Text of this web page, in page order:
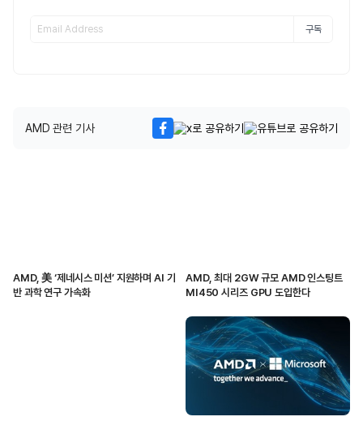
구독
AMD 관련 기사
AMD, 美 ‘제네시스 미션’ 지원하며 AI 기
반 과학 연구 가속화
AMD, 최대 2GW 규모 AMD 인스팅트
MI450 시리즈 GPU 도입한다